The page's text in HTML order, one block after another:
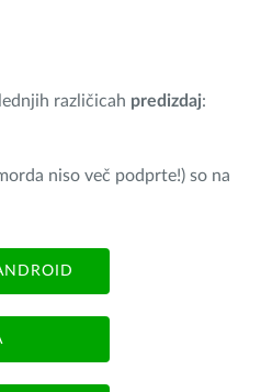
različicah predizdaj:
niso več podprte!) so na